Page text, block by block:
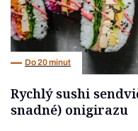
Do 20 minut
Rychlý sushi
snadné) onigirazu